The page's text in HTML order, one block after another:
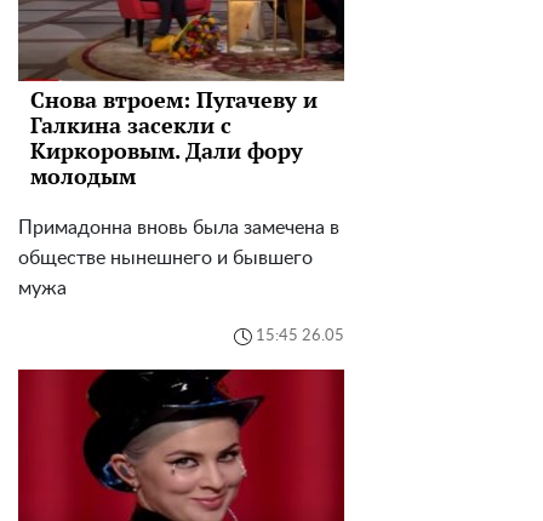
Снова втроем: Пугачеву и
Галкина засекли с
Киркоровым. Дали фору
молодым
Примадонна вновь была замечена в
обществе нынешнего и бывшего
мужа
15:45 26.05